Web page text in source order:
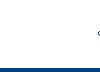
Pagina